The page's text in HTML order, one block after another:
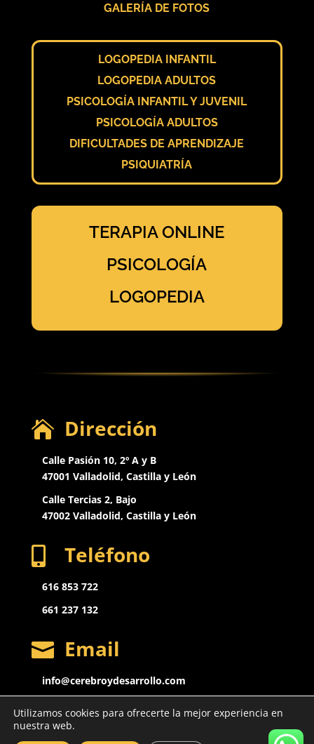
GALERÍA DE FOTOS
LOGOPEDIA INFANTIL
LOGOPEDIA ADULTOS
PSICOLOGÍA INFANTIL Y JUVENIL
PSICOLOGÍA ADULTOS
DIFICULTADES DE APRENDIZAJE
PSIQUIATRÍA
TERAPIA ONLINE
PSICOLOGÍA
LOGOPEDIA
 Dirección
Calle Pasión 10, 2º A y B
47001 Valladolid, Castilla y León
Calle Tercias 2, Bajo
47002 Valladolid, Castilla y León
 Teléfono
616 853 722
661 237 132
 Email
info@cerebroydesarrollo.com
Clinica cerebro y desarrollo Reg. nº 47-C2590-0045 // Todos los derechos
Utilizamos cookies para ofrecerte la mejor experiencia en
nuestra web.